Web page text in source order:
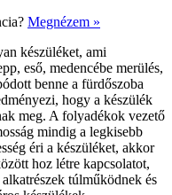
Megnézem »
készüléket, ami
eső, medencébe merülés,
benne a fürdőszoba
hogy a készülék
meg. A folyadékok vezető
mindig a legkisebb
éri a készüléket, akkor
hoz létre kapcsolatot,
túlműködnek és